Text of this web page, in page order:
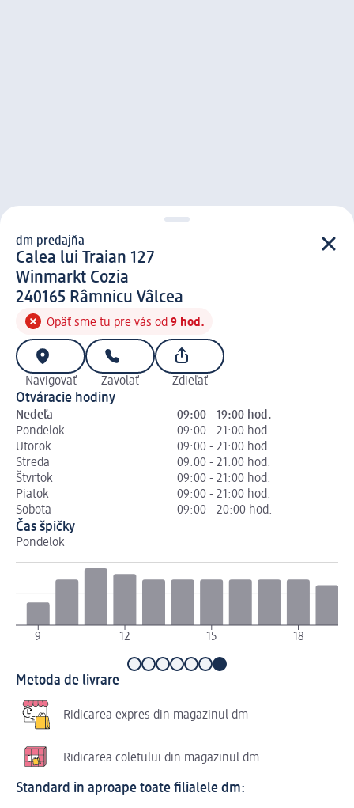
d m predajňa
dm predajňa
Calea lui Traian 127
Winmarkt Cozia
2 4 0 1 6 5
240165 Râmnicu Vâlcea
Opäť sme tu pre vás od 9 hod.
Navigovať Zavolať Zdieľať
Otváracie hodiny
Nedeľa
09:00 - 19:00 hod.
Pondelok
09:00 - 21:00 hod.
Utorok
09:00 - 21:00 hod.
Streda
09:00 - 21:00 hod.
Štvrtok
09:00 - 21:00 hod.
Piatok
09:00 - 21:00 hod.
Sobota
09:00 - 20:00 hod.
Čas špičky
Pondelok
9 12 15 18
Metoda de livrare
Ridicarea expres din magazinul dm
Ridicarea coletului din magazinul dm
Standard in aproape toate filialele dm: